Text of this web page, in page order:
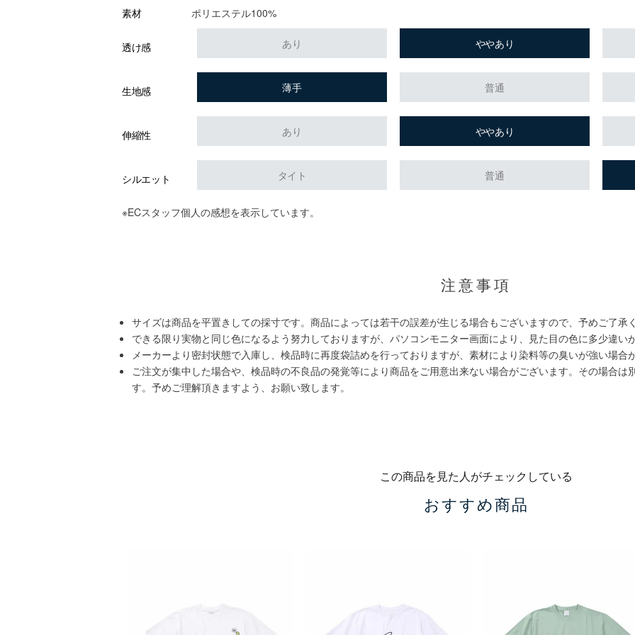
素材 ポリエステル100%
透け感 あり ややあり
生地感 薄手 普通
伸縮性 あり ややあり
シルエット タイト 普通
※ECスタッフ個人の感想を表示しています。
注意事項
サイズは商品を平置きしての採寸です。商品によっては若干の誤差が生じる場合もございますので、予めご了承
できる限り実物と同じ色になるよう努力しておりますが、パソコンモニター画面により、見た目の色に多少違い
メーカーより密封状態で入庫し、検品時に再度袋詰めを行っておりますが、素材により染料等の臭いが強い場合
ご注文が集中した場合や、検品時の不良品の発覚等により商品をご用意出来ない場合がございます。その場合は
す。予めご理解頂きますよう、お願い致します。
この商品を見た人がチェックしている
おすすめ商品